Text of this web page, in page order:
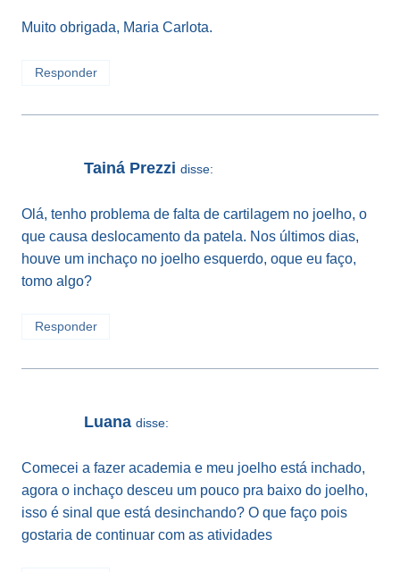
Muito obrigada, Maria Carlota.
Responder
Tainá Prezzi disse:
Olá, tenho problema de falta de cartilagem no joelho, o
que causa deslocamento da patela. Nos últimos dias,
houve um inchaço no joelho esquerdo, oque eu faço,
tomo algo?
Responder
Luana disse:
Comecei a fazer academia e meu joelho está inchado,
agora o inchaço desceu um pouco pra baixo do joelho,
isso é sinal que está desinchando? O que faço pois
gostaria de continuar com as atividades